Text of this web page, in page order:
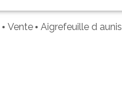
Vente Aigrefeuille d aunis